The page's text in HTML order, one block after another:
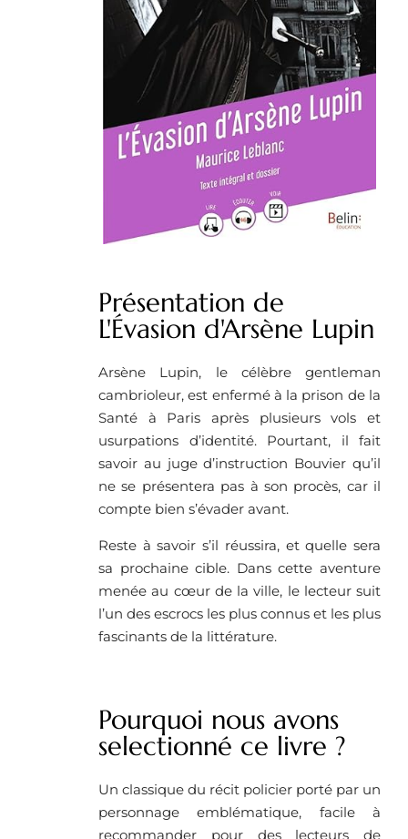
Présentation de
L'Évasion d'Arsène Lupin
Arsène Lupin, le célèbre gentleman
cambrioleur, est enfermé à la prison de la
Santé à Paris après plusieurs vols et
usurpations d’identité. Pourtant, il fait
savoir au juge d’instruction Bouvier qu’il
ne se présentera pas à son procès, car il
compte bien s’évader avant.
Reste à savoir s’il réussira, et quelle sera
sa prochaine cible. Dans cette aventure
menée au cœur de la ville, le lecteur suit
l’un des escrocs les plus connus et les plus
fascinants de la littérature.
Pourquoi nous avons
selectionné ce livre ?
Un classique du récit policier porté par un
personnage emblématique, facile à
recommander pour des lecteurs de